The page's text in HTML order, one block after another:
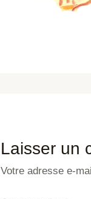
Laisser un
Votre adresse e-